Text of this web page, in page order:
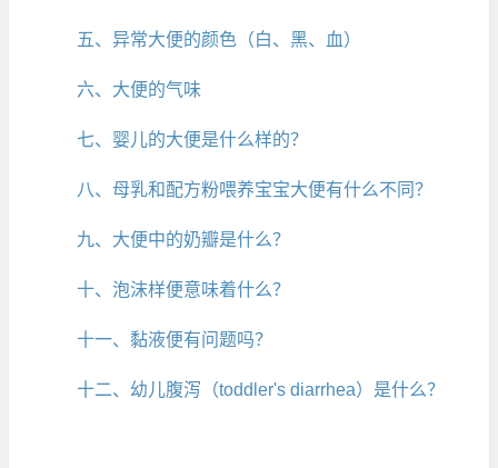
五、异常大便的颜色（白、黑、血）
六、大便的气味
七、婴儿的大便是什么样的？
八、母乳和配方粉喂养宝宝大便有什么不同？
九、大便中的奶瓣是什么？
十、泡沫样便意味着什么？
十一、黏液便有问题吗？
十二、幼儿腹泻（toddler's diarrhea）是什么？